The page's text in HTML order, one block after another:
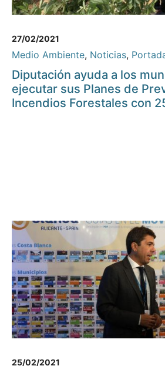
27/02/2021
Medio Ambiente, Noticias,
Diputación ayuda a los
ejecutar sus Planes de
Incendios Forestales con
25/02/2021